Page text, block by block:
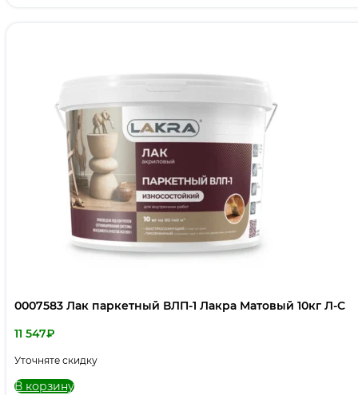
0007583 Лак паркетный ВЛП-1 Лакра Матовый 10кг Л-С
11 547₽
Уточняте скидку
В корзину